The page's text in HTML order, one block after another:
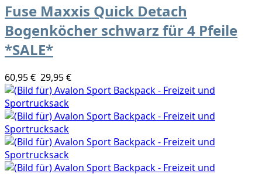
Fuse Maxxis Quick Detach
Bogenköcher schwarz für 4 Pfeile
*SALE*
60,95 € 29,95 €